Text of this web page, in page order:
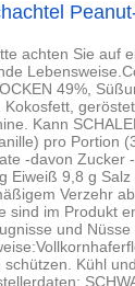
achten Sie auf
49%,
Kann
pro Portion
-davon Zucker
Eiweiß 9,8 g Salz
Verzehr
sind im Produkt
und
Kühl